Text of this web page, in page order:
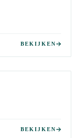
BEKIJKEN
BEKIJKEN